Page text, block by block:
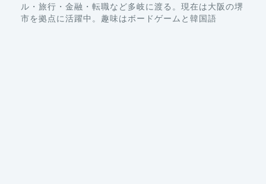
ル・旅行・金融・転職など多岐に渡る。現在は大阪の堺
市を拠点に活躍中。趣味はボードゲームと韓国語